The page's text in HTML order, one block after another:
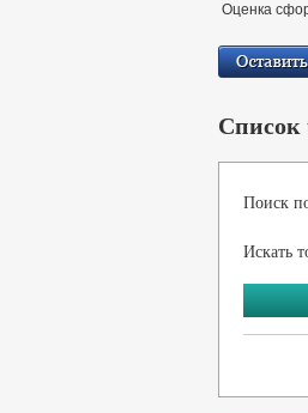
Оценка
Список
Поиск
Искать